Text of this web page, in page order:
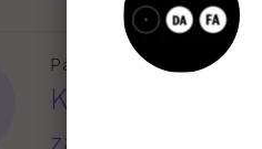
Pá 18/9/2026
Konečný
zapsaných v LS